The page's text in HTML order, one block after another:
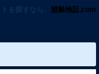
を探すなら、 競艇検証.com